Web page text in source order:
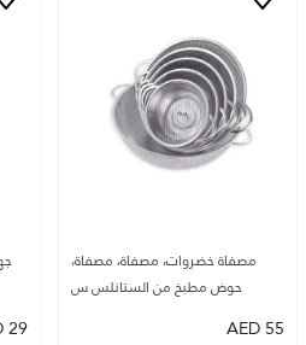
مصفاة خضروات، مصفاة، مصفاة،
حوض مطبخ من الستانلس س
55
AED
29